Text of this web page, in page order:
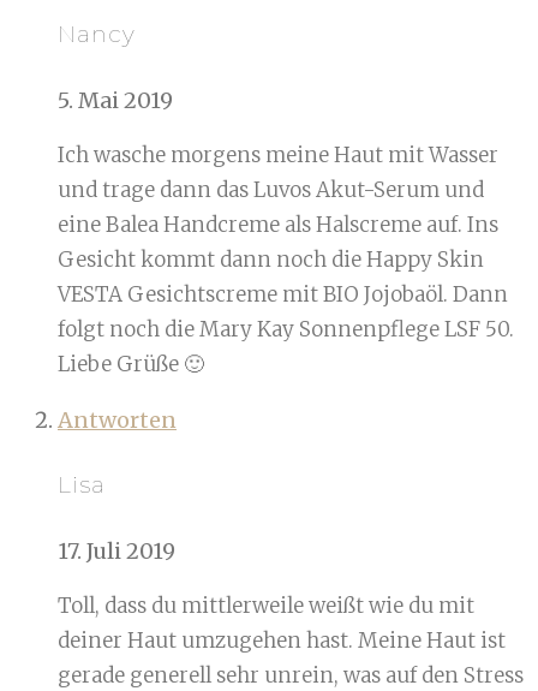
Nancy
5. Mai 2019
Ich wasche morgens meine Haut mit Wasser
und trage dann das Luvos Akut-Serum und
eine Balea Handcreme als Halscreme auf. Ins
Gesicht kommt dann noch die Happy Skin
VESTA Gesichtscreme mit BIO Jojobaöl. Dann
folgt noch die Mary Kay Sonnenpflege LSF 50.
Liebe Grüße 🙂
Antworten
Lisa
17. Juli 2019
Toll, dass du mittlerweile weißt wie du mit
deiner Haut umzugehen hast. Meine Haut ist
gerade generell sehr unrein, was auf den Stress